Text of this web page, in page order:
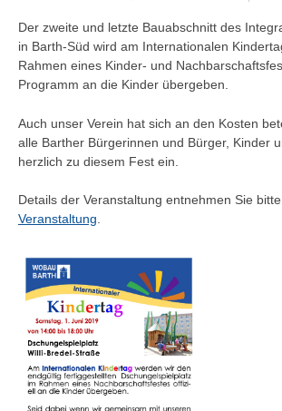
Der zweite und letzte Bauabschnitt des
in Barth-Süd wird am Internationalen
Rahmen eines Kinder- und
Programm an die Kinder übergeben.
Auch unser Verein hat sich an den Kosten
alle Barther Bürgerinnen und Bürger, Kinder
herzlich zu diesem Fest ein.
Details der Veranstaltung entnehmen Sie
Veranstaltung